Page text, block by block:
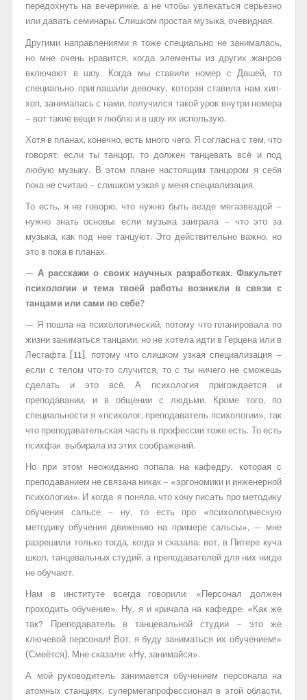
передохнуть на вечеринке, а не чтобы увлекаться серьёзно
или давать семинары. Слишком простая музыка, очевидная.
Другими направлениями я тоже специально не занималась,
но мне очень нравится, когда элементы из других жанров
включают в шоу. Когда мы ставили номер с Дашей, то
специально приглашали девочку, которая ставила нам хип-
хоп, занималась с нами, получился такой урок внутри номера
– вот такие вещи я люблю и в шоу их использую.
Хотя в планах, конечно, есть много чего. Я согласна с тем, что
говорят: если ты танцор, то должен танцевать всё и под
любую музыку. В этом плане настоящим танцором я себя
пока не считаю – слишком узкая у меня специализация.
То есть, я не говорю, что нужно быть везде мегазвездой –
нужно знать основы: если музыка заиграла – что это за
музыка, как под неё танцуют. Это действительно важно, но
это в пока в планах.
— А расскажи о своих научных разработках. Факультет
психологии и тема твоей работы возникли в связи с
танцами или сами по себе?
— Я пошла на психологический, потому что планировала по
жизни заниматься танцами, но не хотела идти в Герцена или в
Лесгафта [ 11 ], потому что слишком узкая специализация –
если с телом что-то случится, то с ты ничего не сможешь
сделать и это всё. А психология пригождается и
преподавании, и в общении с людьми. Кроме того, по
специальности я «психолог, преподаватель психологии», так
что преподавательская часть в профессии тоже есть. То есть
психфак выбирала из этих соображений.
Но при этом неожиданно попала на кафедру, которая с
преподаванием не связана никак – «эргономики и инженерной
психологии». И когда я поняла, что хочу писать про методику
обучения сальсе – ну, то есть про «психологическую
методику обучения движению на примере сальсы», — мне
разрешили только тогда, когда я сказала: вот, в Питере куча
школ, танцевальных студий, а преподавателей для них нигде
не обучают.
Нам в институте всегда говорили: «Персонал должен
проходить обучение». Ну, я и кричала на кафедре: «Как же
так? Преподаватель в танцевальной студии – это же
ключевой персонал! Вот, я буду заниматься их обучением!»
(Смеётся). Мне сказали: «Ну, занимайся».
А мой руководитель занимается обучением персонала на
атомных станциях, супермегапрофессионал в этой области.